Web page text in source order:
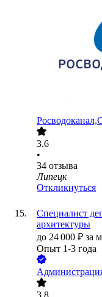
3.6
•
34 отзыва
Липецк
Откликнуться
Специалист
архитектуры
до 24 000 ₽ за
Опыт 1-3 года